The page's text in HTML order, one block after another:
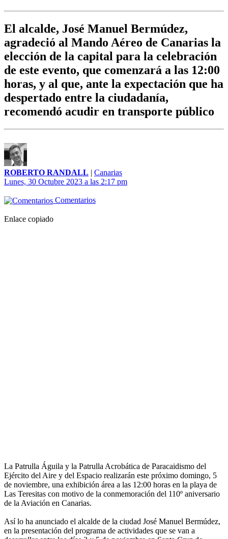
El alcalde, José Manuel Bermúdez,
agradeció al Mando Aéreo de Canarias la
elección de la capital para la celebración
de este evento, que comenzará a las 12:00
horas, y al que, ante la expectación que ha
despertado entre la ciudadanía,
recomendó acudir en transporte público
ROBERTO RANDALL | Canarias
Lunes, 30 Octubre 2023 a las 2:17 pm
Comentarios
Enlace copiado
La Patrulla Águila y la Patrulla Acrobática de Paracaidismo del
Ejército del Aire y del Espacio realizarán este próximo domingo, 5
de noviembre, una exhibición área a las 12:00 horas en la playa de
Las Teresitas con motivo de la conmemoración del 110º aniversario
de la Aviación en Canarias.
Así lo ha anunciado el alcalde de la ciudad José Manuel Bermúdez,
en la presentación del programa de actividades que se van a